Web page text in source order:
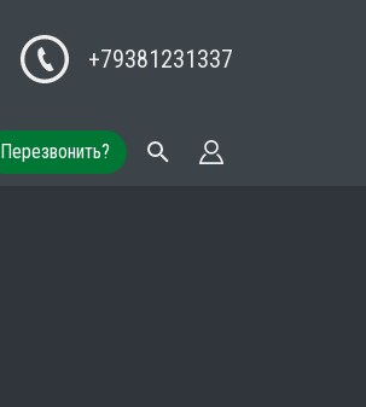
+79381231337
Перезвонить?